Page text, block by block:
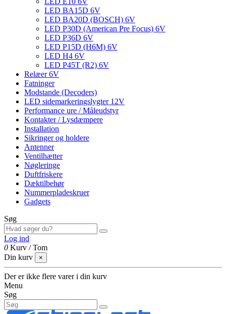
LED BA15D 6V
LED BA20D (BOSCH) 6V
LED P30D (American Pre Focus) 6V
LED P36D 6V
LED P15D (H6M) 6V
LED H4 6V
LED P45T (R2) 6V
Relæer 6V
Fatninger
Modstande (Decoders)
LED sidemarkeringslygter 12V
Performance ure / Måleudstyr
Kontakter / Lysdæmpere
Installation
Sikringer og holdere
Antenner
Ventilhætter
Nøgleringe
Duftfriskere
Dæktilbehør
Nummerpladeskruer
Gadgets
Søg
Log ind
0 Kurv /Tom
Din kurv
×
Der er ikke flere varer i din kurv
Menu
Søg